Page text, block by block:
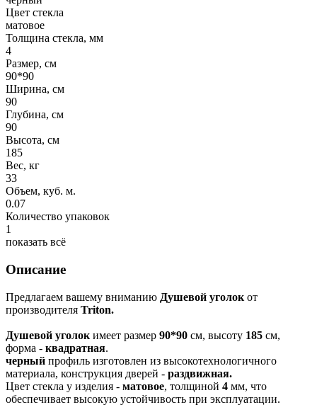
Цвет стекла
матовое
Толщина стекла, мм
4
Размер, см
90*90
Ширина, см
90
Глубина, см
90
Высота, см
185
Вес, кг
33
Объем, куб. м.
0.07
Количество упаковок
1
показать всё
Описание
Предлагаем вашему вниманию Душевой уголок от
производителя Triton.
Душевой уголок имеет размер 90*90 см, высоту 185 см,
форма - квадратная.
черный профиль изготовлен из высокотехнологичного
материала, конструкция дверей - раздвижная.
Цвет стекла у изделия - матовое, толщиной 4 мм, что
обеспечивает высокую устойчивость при эксплуатации.